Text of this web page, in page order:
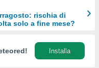
rischia di
solo a fine mese?
Installa